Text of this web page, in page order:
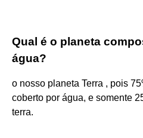
Qual é o planeta
água?
o nosso planeta Terra , pois
coberto por água, e somente
terra.